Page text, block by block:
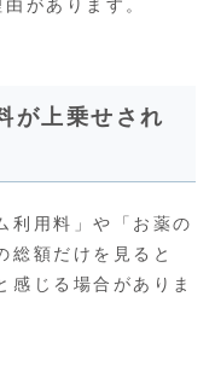
があります。
が上乗せされ
利用料」や「お薬の
総額だけを見ると
感じる場合がありま